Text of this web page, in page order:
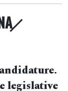
legislative